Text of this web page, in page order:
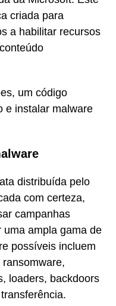
criada para
a habilitar recursos
um código
e instalar malware
distribuída pelo
com certeza,
campanhas
ampla gama de
possíveis incluem
loaders, backdoors